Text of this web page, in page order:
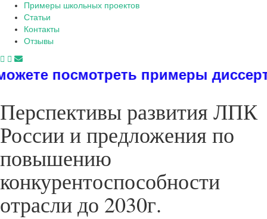
Примеры школьных проектов
Статьи
Контакты
Отзывы
примеры диссертаций,
Перспективы развития ЛПК
России и предложения по
повышению
конкурентоспособности
отрасли до 2030г.